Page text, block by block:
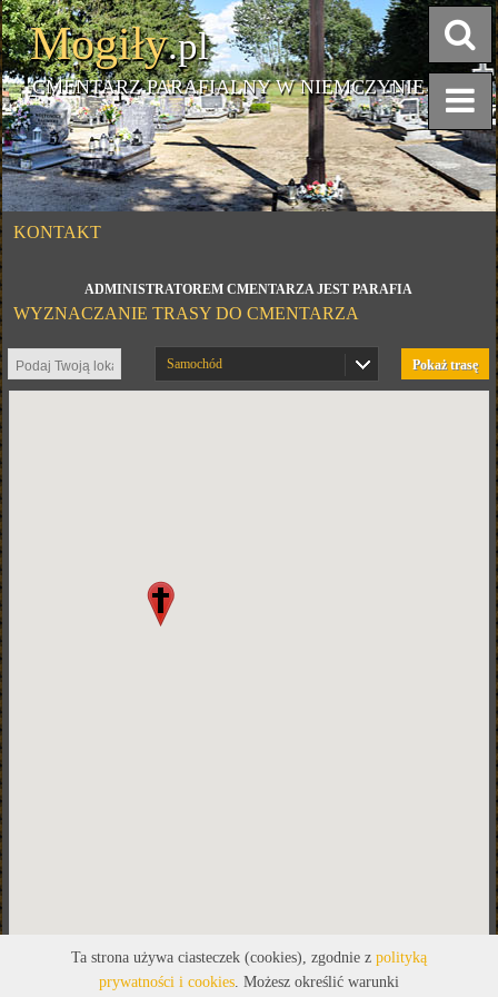
Mogiły.pl
CMENTARZ PARAFIALNY W NIEMCZYNIE
KONTAKT
ADMINISTRATOREM CMENTARZA JEST PARAFIA
WYZNACZANIE TRASY DO CMENTARZA
Pokaż trasę
Samochód
Ta strona używa ciasteczek (cookies), zgodnie z polityką
prywatności i cookies. Możesz określić warunki